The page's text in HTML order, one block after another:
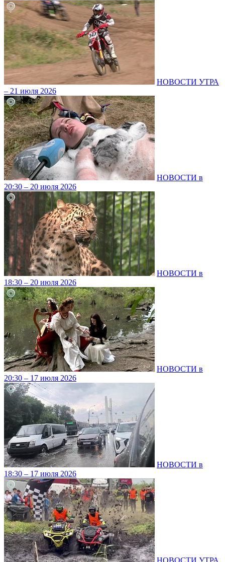
НОВОСТИ УТРА
– 21 июля 2026
НОВОСТИ в
20:30 – 20 июля 2026
НОВОСТИ в
18:30 – 20 июля 2026
НОВОСТИ в
20:30 – 17 июля 2026
НОВОСТИ в
18:30 – 17 июля 2026
НОВОСТИ УТРА